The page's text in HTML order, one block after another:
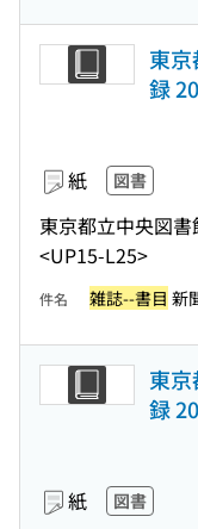
東
録
紙 図書
東京都立中央図書
<UP15-L25>
件名 雑誌--書目 新
東
録
紙 図書